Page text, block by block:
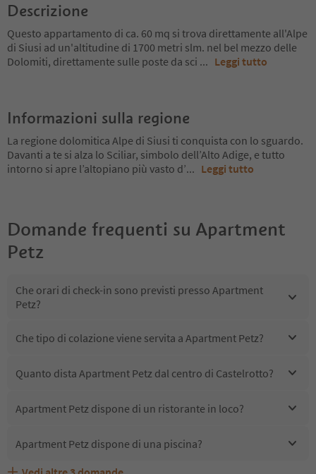
Descrizione
Questo appartamento di ca. 60 mq si trova direttamente all'Alpe
di Siusi ad un'altitudine di 1700 metri slm. nel bel mezzo delle
Dolomiti, direttamente sulle poste da sci ... Leggi tutto
Informazioni sulla regione
La regione dolomitica Alpe di Siusi ti conquista con lo sguardo.
Davanti a te si alza lo Sciliar, simbolo dell’Alto Adige, e tutto
intorno si apre l’altopiano più vasto d’... Leggi tutto
Domande frequenti su Apartment
Petz
Che orari di check-in sono previsti presso Apartment
Petz?
Che tipo di colazione viene servita a Apartment Petz?
Quanto dista Apartment Petz dal centro di Castelrotto?
Apartment Petz dispone di un ristorante in loco?
Apartment Petz dispone di una piscina?